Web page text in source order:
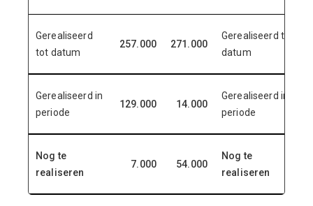
Gerealiseerd
tot datum
257.000 271.000
Gerealiseerd tot
datum
Gerealiseerd in
periode
129.000 14.000
Gerealiseerd in
periode
Nog te
realiseren
7.000 54.000
Nog te
realiseren